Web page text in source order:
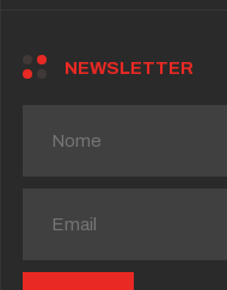
NEWSLETTER